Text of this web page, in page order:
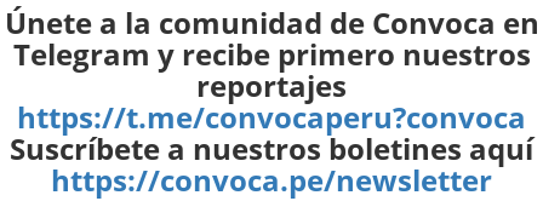
Únete a la comunidad de Convoca en
Telegram y recibe primero nuestros
reportajes
https://t.me/convocaperu?convoca
Suscríbete a nuestros boletines aquí
https://convoca.pe/newsletter